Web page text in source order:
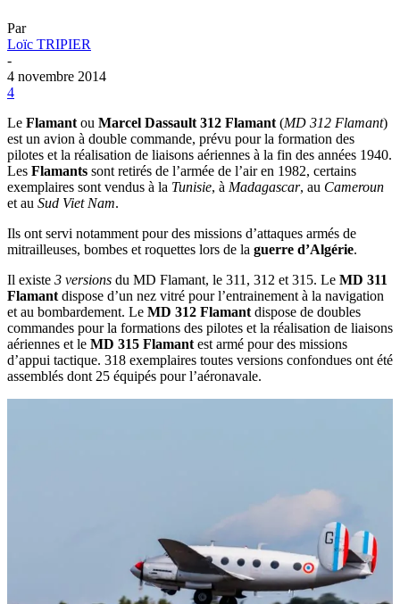
Par
Loïc TRIPIER
-
4 novembre 2014
4
Le Flamant ou Marcel Dassault 312 Flamant (MD 312 Flamant)
est un avion à double commande, prévu pour la formation des
pilotes et la réalisation de liaisons aériennes à la fin des années 1940.
Les Flamants sont retirés de l’armée de l’air en 1982, certains
exemplaires sont vendus à la Tunisie, à Madagascar, au Cameroun
et au Sud Viet Nam.
Ils ont servi notamment pour des missions d’attaques armés de
mitrailleuses, bombes et roquettes lors de la guerre d’Algérie.
Il existe 3 versions du MD Flamant, le 311, 312 et 315. Le MD 311
Flamant dispose d’un nez vitré pour l’entrainement à la navigation
et au bombardement. Le MD 312 Flamant dispose de doubles
commandes pour la formations des pilotes et la réalisation de liaisons
aériennes et le MD 315 Flamant est armé pour des missions
d’appui tactique. 318 exemplaires toutes versions confondues ont été
assemblés dont 25 équipés pour l’aéronavale.